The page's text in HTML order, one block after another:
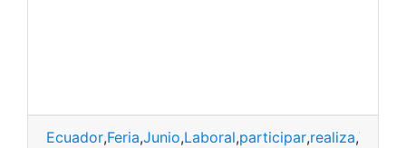
Ecuador,Feria,Junio,Laboral,participar,realiza,Virtual